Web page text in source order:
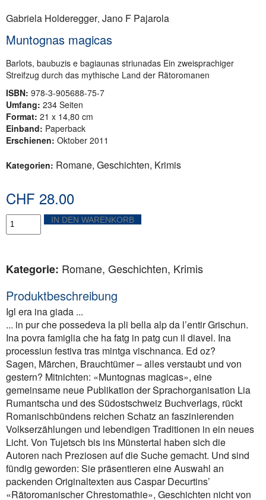
Gabriela Holderegger, Jano F Pajarola
Muntognas magicas
Barlots, baubuzis e bagiaunas striunadas Ein zweisprachiger
Streifzug durch das mythische Land der Rätoromanen
ISBN: 978-3-905688-75-7
Umfang: 234 Seiten
Format: 21 x 14,80 cm
Einband: Paperback
Erschienen: Oktober 2011
Kategorien: Romane, Geschichten, Krimis
CHF 28.00
Muntognas
magicas
Menge
IN DEN WARENKORB
Kategorie: Romane, Geschichten, Krimis
Produktbeschreibung
Igl era ina giada ...
... in pur che possedeva la pli bella alp da l’entir Grischun.
Ina povra famiglia che ha fatg in patg cun il diavel. Ina
processiun festiva tras mintga vischnanca. Ed oz?
Sagen, Märchen, Brauchtümer – alles verstaubt und von
gestern? Mitnichten: «Muntognas magicas», eine
gemeinsame neue Publikation der Sprachorganisation Lia
Rumantscha und des Südostschweiz Buchverlags, rückt
Romanischbündens reichen Schatz an faszinierenden
Volkserzählungen und lebendigen Traditionen in ein neues
Licht. Von Tujetsch bis ins Münstertal haben sich die
Autoren nach Preziosen auf die Suche gemacht. Und sind
fündig geworden: Sie präsentieren eine Auswahl an
packenden Originaltexten aus Caspar Decurtins’
«Rätoromanischer Chrestomathie», Geschichten nicht von